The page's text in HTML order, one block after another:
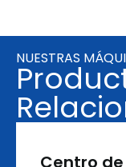
NUESTRAS
Centro de